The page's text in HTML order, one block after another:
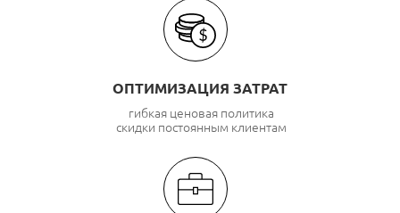
ОПТИМИЗАЦИЯ ЗАТРАТ
гибкая ценовая политика
скидки постоянным клиентам